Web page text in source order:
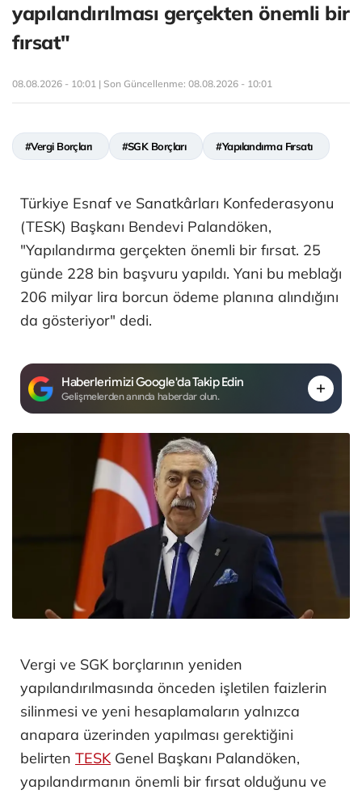
yapılandırılması gerçekten önemli bir
fırsat"
08.08.2026 - 10:01 | Son Güncellenme: 08.08.2026 - 10:01
#Vergi Borçları #SGK Borçları #Yapılandırma Fırsatı
Türkiye Esnaf ve Sanatkârları Konfederasyonu
(TESK) Başkanı Bendevi Palandöken,
"Yapılandırma gerçekten önemli bir fırsat. 25
günde 228 bin başvuru yapıldı. Yani bu meblağı
206 milyar lira borcun ödeme planına alındığını
da gösteriyor" dedi.
Haberlerimizi Google'da Takip Edin
Gelişmelerden anında haberdar olun.
Vergi ve SGK borçlarının yeniden
yapılandırılmasında önceden işletilen faizlerin
silinmesi ve yeni hesaplamaların yalnızca
anapara üzerinden yapılması gerektiğini
belirten TESKGenel Başkanı Palandöken,
yapılandırmanın önemli bir fırsat olduğunu ve